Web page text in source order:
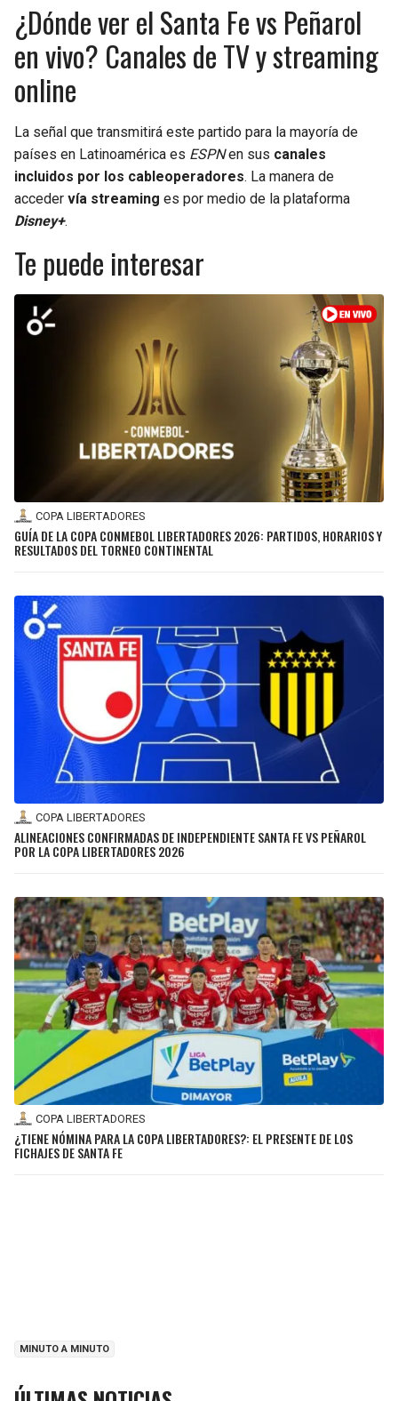
¿Dónde ver el Santa Fe vs Peñarol
en vivo? Canales de TV y streaming
online
La señal que transmitirá este partido para la mayoría de
países en Latinoamérica es ESPNen sus canales
incluidos por los cableoperadores. La manera de
acceder vía streaming es por medio de la plataforma
Disney+.
Te puede interesar
COPA LIBERTADORES
GUÍA DE LA COPA CONMEBOL LIBERTADORES 2026: PARTIDOS, HORARIOS Y
RESULTADOS DEL TORNEO CONTINENTAL
COPA LIBERTADORES
ALINEACIONES CONFIRMADAS DE INDEPENDIENTE SANTA FE VS PEÑAROL
POR LA COPA LIBERTADORES 2026
COPA LIBERTADORES
¿TIENE NÓMINA PARA LA COPA LIBERTADORES?: EL PRESENTE DE LOS
FICHAJES DE SANTA FE
MINUTO A MINUTO